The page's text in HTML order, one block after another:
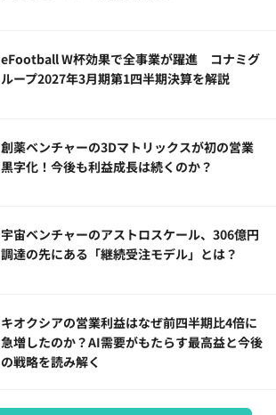
eFootball W杯効果で全事業が躍進 コナミグ
ループ2027年3月期第1四半期決算を解説
創薬ベンチャーの3Dマトリックスが初の営業
黒字化！今後も利益成長は続くのか？
宇宙ベンチャーのアストロスケール、306億円
調達の先にある「継続受注モデル」とは？
キオクシアの営業利益はなぜ前四半期比4倍に
急増したのか？AI需要がもたらす最高益と今後
の戦略を読み解く